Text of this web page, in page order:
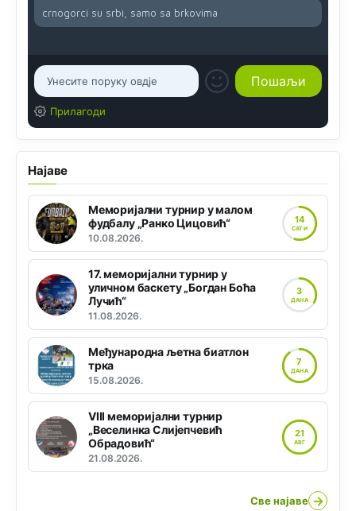
crnogorci su srbi, samo sa brkovima
Прилагоди
Најаве
Меморијални турнир у малом
фудбалу „Ранко Цицовић“
10.08.2026.
14
САТИ
17. меморијални турнир у
уличном баскету „Богдан Боћа
Лучић“
11.08.2026.
3
ДАНА
Међународна љетна биатлон
трка
15.08.2026.
7
ДАНА
VIII меморијални турнир
„Веселинка Слијепчевић
Обрадовић“
21.08.2026.
21
АВГ
Све најаве →